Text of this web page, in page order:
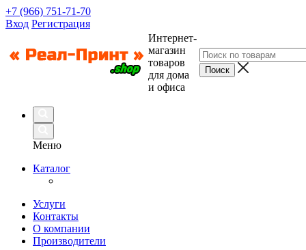
+7 (966) 751-71-70
Вход Регистрация
Интернет-
магазин
товаров
для дома
и офиса
Меню
Каталог
Услуги
Контакты
О компании
Производители